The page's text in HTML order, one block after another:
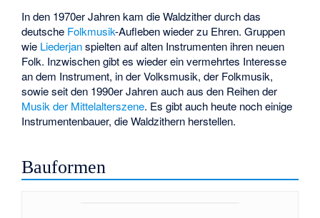
In den 1970er Jahren kam die Waldzither durch das
deutsche Folkmusik-Aufleben wieder zu Ehren. Gruppen
wie Liederjanspielten auf alten Instrumenten ihren neuen
Folk. Inzwischen gibt es wieder ein vermehrtes Interesse
an dem Instrument, in der Volksmusik, der Folkmusik,
sowie seit den 1990er Jahren auch aus den Reihen der
Musik der Mittelalterszene. Es gibt auch heute noch einige
Instrumentenbauer, die Waldzithern herstellen.
Bauformen